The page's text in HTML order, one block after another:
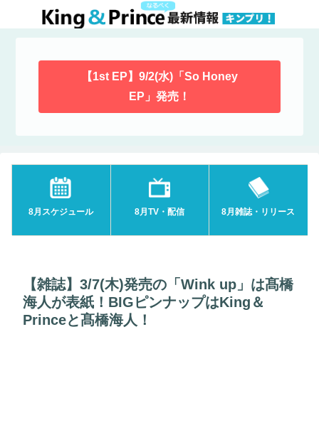
【1st EP】9/2(水)「So Honey
EP」発売！
8月スケジュール 8月TV・配信 8月雑誌・リリース
【雑誌】3/7(木)発売の「Wink up」は髙橋
海人が表紙！BIGピンナップはKing＆
Princeと髙橋海人！